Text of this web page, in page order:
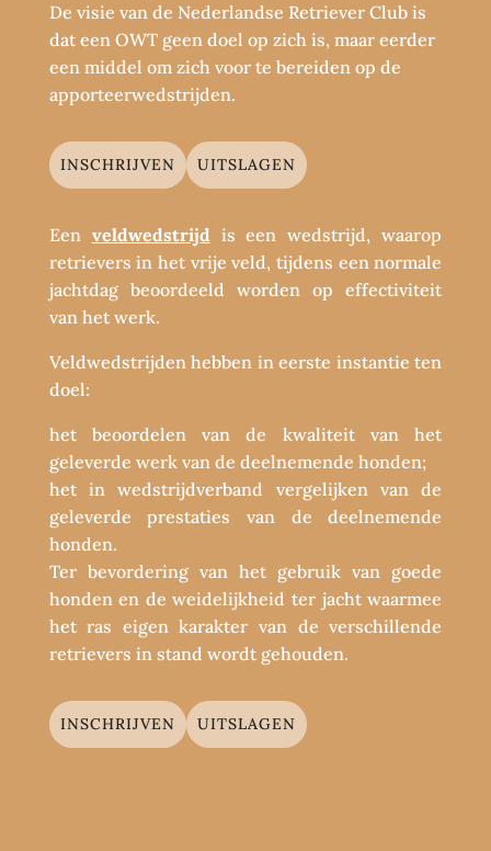
De visie van de Nederlandse Retriever Club is
dat een OWT geen doel op zich is, maar eerder
een middel om zich voor te bereiden op de
apporteerwedstrijden.
INSCHRIJVEN UITSLAGEN
Een veldwedstrijd is een wedstrijd, waarop
retrievers in het vrije veld, tijdens een normale
jachtdag beoordeeld worden op effectiviteit
van het werk.
Veldwedstrijden hebben in eerste instantie ten
doel:
het beoordelen van de kwaliteit van het
geleverde werk van de deelnemende honden;
het in wedstrijdverband vergelijken van de
geleverde prestaties van de deelnemende
honden.
Ter bevordering van het gebruik van goede
honden en de weidelijkheid ter jacht waarmee
het ras eigen karakter van de verschillende
retrievers in stand wordt gehouden.
INSCHRIJVEN UITSLAGEN